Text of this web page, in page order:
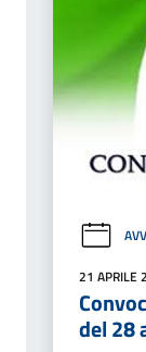
21 APRILE
del 28